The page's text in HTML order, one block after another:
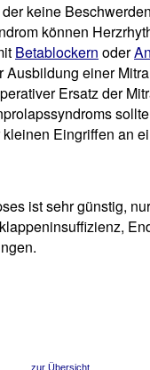
keine
können
Betablockern oder
einer
Ersatz der
Eingriffen an
ist sehr günstig,
zur Übersicht